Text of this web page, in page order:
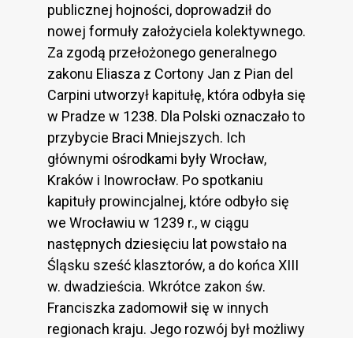
publicznej hojności, doprowadził do
nowej formuły założyciela kolektywnego.
Za zgodą przełożonego generalnego
zakonu Eliasza z Cortony Jan z Pian del
Carpini utworzył kapitułę, która odbyła się
w Pradze w 1238. Dla Polski oznaczało to
przybycie Braci Mniejszych. Ich
głównymi ośrodkami były Wrocław,
Kraków i Inowrocław. Po spotkaniu
kapituły prowincjalnej, które odbyło się
we Wrocławiu w 1239 r., w ciągu
następnych dziesięciu lat powstało na
Śląsku sześć klasztorów, a do końca XIII
w. dwadzieścia. Wkrótce zakon św.
Franciszka zadomowił się w innych
regionach kraju. Jego rozwój był możliwy